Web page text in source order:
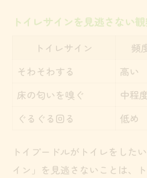
トイレサインを見逃さない
トイレサイン 頻
そわそわする
高い
床の匂いを嗅ぐ
中程
ぐるぐる回る
低め
トイプードルがトイレをした
イン」を見逃さないことは、